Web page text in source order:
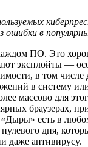
ошибки в
ПО. Это
эксплойты —
в том числе
в систему
массово для
браузерах,
«Дыры» есть в
дня,
даже антивирусу.